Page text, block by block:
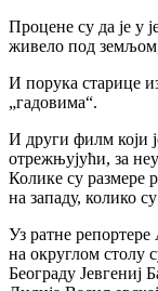
Процене су да је у
живело под
И порука старице
„гадовима“.
И други филм који
отрежњујући, за
Колике су размере
на западу, колико
Уз ратне
на округлом столу
Београду Јевгениј